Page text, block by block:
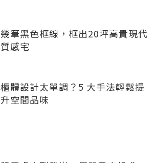
幾筆黑色框線，框出20坪高貴現代
質感宅
櫃體設計太單調？5 大手法輕鬆提
升空間品味